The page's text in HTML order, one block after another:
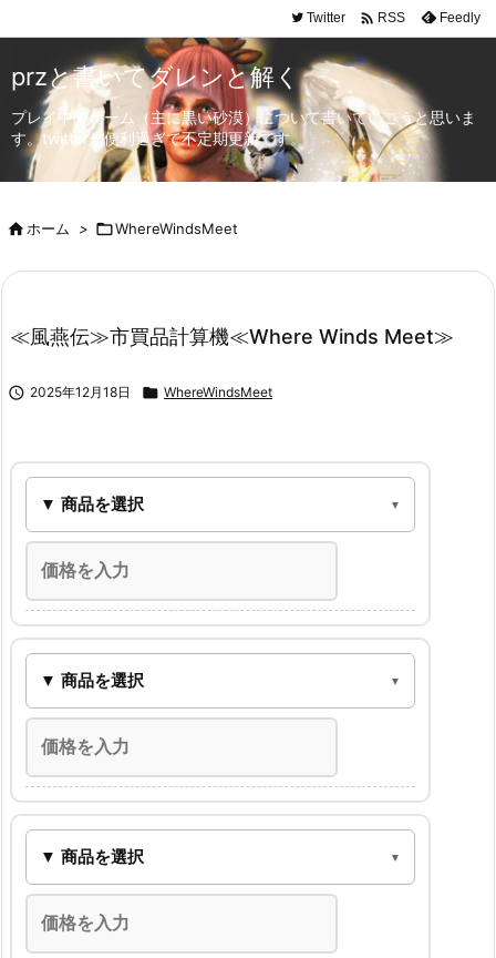
Twitter  RSS Feedly
przと書いてダレンと解く
プレイ中のゲーム（主に黒い砂漠）について書いていこうと思いま
す。twitterが便利過ぎて不定期更新です。
ホーム > WhereWindsMeet
≪風燕伝≫市買品計算機≪Where Winds Meet≫
 2025年12月18日  WhereWindsMeet
▼ 商品を選択
▼ 商品を選択
▼ 商品を選択